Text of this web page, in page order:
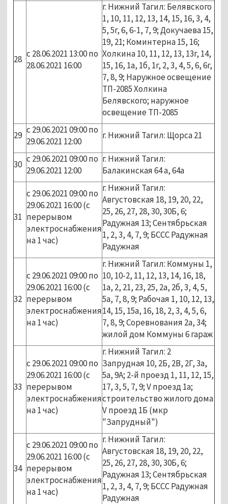
28 с 28.06.2021 13:00 по
28.06.2021 16:00
г. Нижний Тагил: Белявского
1, 10, 11, 12, 13, 14, 15, 16, 3, 4,
5, 5г, 6, 6-1, 7, 9; Докучаева 15,
19, 21; Коминтерна 15, 16;
Холкина 10, 11, 12, 13, 13г, 14,
15, 16, 1а, 1б, 1г, 2, 3, 4, 5, 6, 6г,
7, 8, 9; Наружное освещение
ТП-2085 Холкина
Белявского; наружное
освещение ТП-2085
29 с 29.06.2021 09:00 по
29.06.2021 12:00
г. Нижний Тагил: Щорса 21
30 с 29.06.2021 09:00 по
29.06.2021 12:00
г. Нижний Тагил:
Балакинская 64 а, 64а
31
с 29.06.2021 09:00 по
29.06.2021 16:00 (с
перерывом
электроснабжения
на 1 час)
г. Нижний Тагил:
Августовская 18, 19, 20, 22,
25, 26, 27, 28, 30, 30Б, 6;
Радужная 13; Сентябрьская
1, 2, 3, 4, 7, 9; БССС Радужная
Радужная
32
с 29.06.2021 09:00 по
29.06.2021 16:00 (с
перерывом
электроснабжения
на 1 час)
г. Нижний Тагил: Коммуны 1,
10, 10-2, 11, 12, 13, 14, 16, 18,
1а, 2, 21, 23, 25, 2а, 2б, 3, 4, 5,
5а, 7, 8, 9; Рабочая 1, 10, 12, 13,
14, 15, 15а, 16, 18, 2, 3, 4, 5, 6,
7, 8, 9; Соревнования 2а, 34;
жилой дом Коммуны 6 гараж
33
с 29.06.2021 09:00 по
29.06.2021 16:00 (с
перерывом
электроснабжения
на 1 час)
г. Нижний Тагил: 2
Запрудная 10, 2Б, 2В, 2Г, 3а,
5а, 9А; 2-й проезд 1, 11, 12, 15,
17, 3, 5, 7, 9; V проезд 1а;
строительство жилого дома
V проезд 1Б (мкр
"Запрудный")
34
с 29.06.2021 09:00 по
29.06.2021 16:00 (с
перерывом
электроснабжения
на 1 час)
г. Нижний Тагил:
Августовская 18, 19, 20, 22,
25, 26, 27, 28, 30, 30Б, 6;
Радужная 13; Сентябрьская
1, 2, 3, 4, 7, 9; БССС Радужная
Радужная